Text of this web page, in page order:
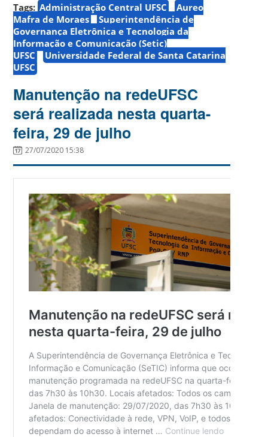
Tags: Administração Central UFSC
Aureo
Mafra de Moraes
Superintendência de
Governança Eletrônica e Tecnologia da
Informação e Comunicação (Setic)
UFSC
Universidade Federal de Santa Catarina
UFSC
Manutenção na redeUFSC
será realizada nesta quarta-
feira, 29 de julho
27/07/2020 15:38